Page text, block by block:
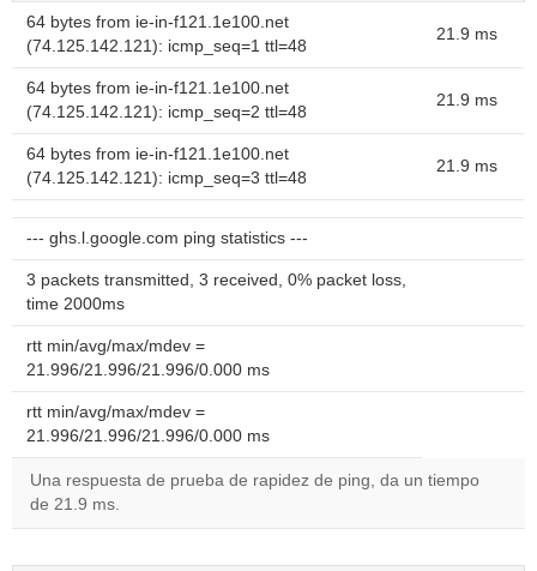
64 bytes from ie-in-f121.1e100.net
(74.125.142.121): icmp_seq=1 ttl=48
21.9 ms
64 bytes from ie-in-f121.1e100.net
(74.125.142.121): icmp_seq=2 ttl=48
21.9 ms
64 bytes from ie-in-f121.1e100.net
(74.125.142.121): icmp_seq=3 ttl=48
21.9 ms
--- ghs.l.google.com ping statistics ---
3 packets transmitted, 3 received, 0% packet loss,
time 2000ms
rtt min/avg/max/mdev =
21.996/21.996/21.996/0.000 ms
rtt min/avg/max/mdev =
21.996/21.996/21.996/0.000 ms
Una respuesta de prueba de rapidez de ping, da un tiempo
de 21.9 ms.